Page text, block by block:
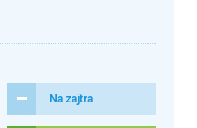
Na zajtra